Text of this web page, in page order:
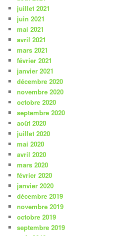
juillet 2021
juin 2021
mai 2021
avril 2021
mars 2021
février 2021
janvier 2021
décembre 2020
novembre 2020
octobre 2020
septembre 2020
août 2020
juillet 2020
mai 2020
avril 2020
mars 2020
février 2020
janvier 2020
décembre 2019
novembre 2019
octobre 2019
septembre 2019